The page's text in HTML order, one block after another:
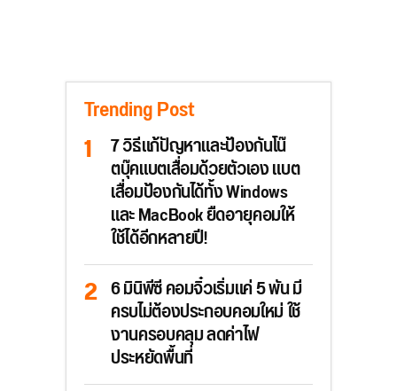
Trending Post
7 วิธีแก้ปัญหาและป้องกันโน๊
ตบุ๊คแบตเสื่อมด้วยตัวเอง แบต
เสื่อมป้องกันได้ทั้ง Windows
และ MacBook ยืดอายุคอมให้
ใช้ได้อีกหลายปี!
6 มินิพีซี คอมจิ๋วเริ่มแค่ 5 พัน มี
ครบไม่ต้องประกอบคอมใหม่ ใช้
งานครอบคลุม ลดค่าไฟ
ประหยัดพื้นที่